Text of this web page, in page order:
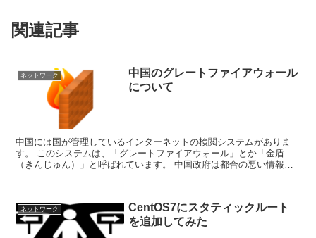
関連記事
ネットワーク
中国のグレートファイアウォール
について
中国には国が管理しているインターネットの検閲システムがありま
す。 このシステムは、「グレートファイアウォール」とか「金盾
（きんじゅん）」と呼ばれています。 中国政府は都合の悪い情報
ネットワーク
CentOS7にスタティックルート
を追加してみた